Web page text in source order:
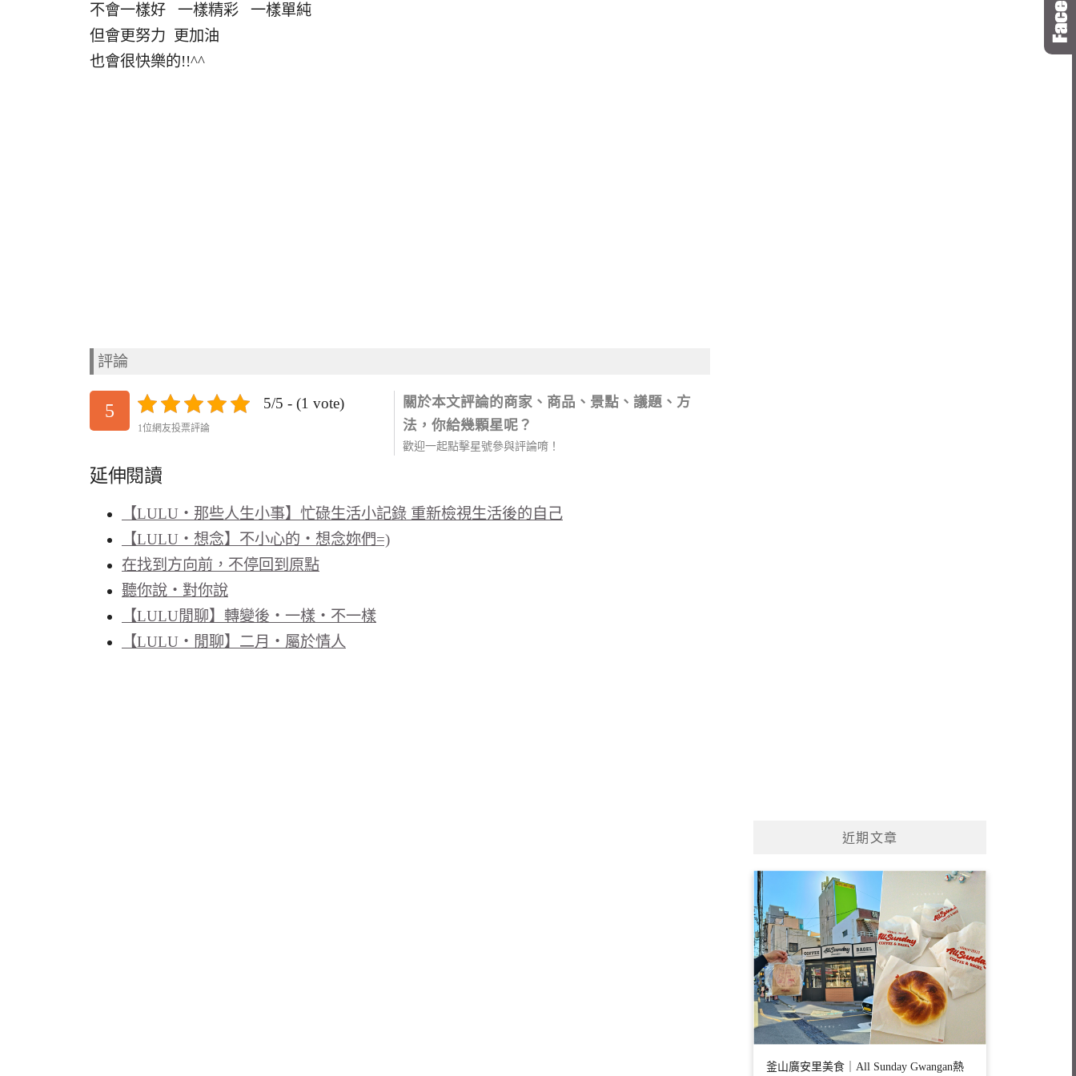
不會一樣好 一樣精彩 一樣單純
但會更努力 更加油
也會很快樂的!!^^
評論
5 5/5 - (1 vote)
1位網友投票評論
關於本文評論的商家、商品、景點、議題、方
法，你給幾顆星呢？
歡迎一起點擊星號參與評論唷！
延伸閱讀
【LULU‧那些人生小事】忙碌生活小記錄 重新檢視生活後的自己
【LULU‧想念】不小心的‧想念妳們=)
在找到方向前，不停回到原點
聽你說‧對你說
【LULU閒聊】轉變後‧一樣‧不一樣
【LULU‧閒聊】二月‧屬於情人
近期文章
釜山廣安里美食｜All Sunday Gwangan熱